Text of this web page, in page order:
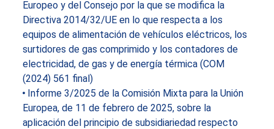
Europeo y del Consejo por la que se modifica la
Directiva 2014/32/UE en lo que respecta a los
equipos de alimentación de vehículos eléctricos, los
surtidores de gas comprimido y los contadores de
electricidad, de gas y de energía térmica (COM
(2024) 561 final)
Informe 3/2025 de la Comisión Mixta para la Unión
Europea, de 11 de febrero de 2025, sobre la
aplicación del principio de subsidiariedad respecto